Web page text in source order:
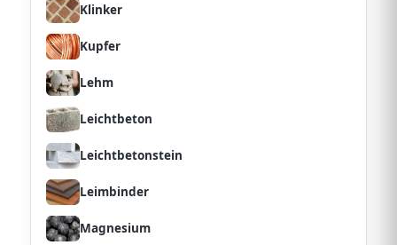
Klinker
Kupfer
Lehm
Leichtbeton
Leichtbetonstein
Leimbinder
Magnesium